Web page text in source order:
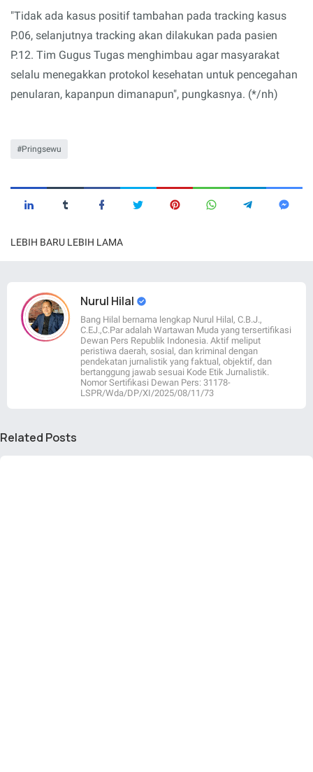
"Tidak ada kasus positif tambahan pada tracking kasus
P.06, selanjutnya tracking akan dilakukan pada pasien
P.12. Tim Gugus Tugas menghimbau agar masyarakat
selalu menegakkan protokol kesehatan untuk pencegahan
penularan, kapanpun dimanapun", pungkasnya. (*/nh)
Pringsewu
LEBIH BARU LEBIH LAMA
Nurul Hilal
Bang Hilal bernama lengkap Nurul Hilal, C.B.J.,
C.EJ.,C.Par adalah Wartawan Muda yang tersertifikasi
Dewan Pers Republik Indonesia. Aktif meliput
peristiwa daerah, sosial, dan kriminal dengan
pendekatan jurnalistik yang faktual, objektif, dan
bertanggung jawab sesuai Kode Etik Jurnalistik.
Nomor Sertifikasi Dewan Pers: 31178-
LSPR/Wda/DP/XI/2025/08/11/73
Related Posts